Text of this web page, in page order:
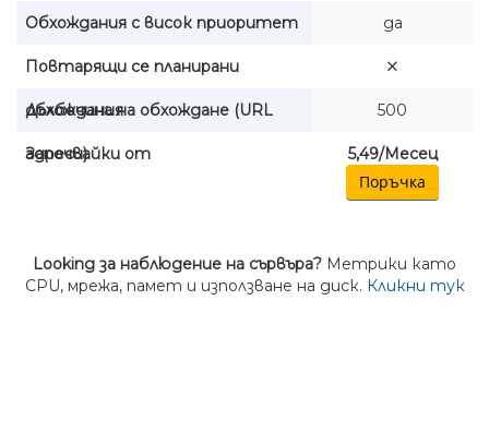
Обхождания с висок приоритет
Повтарящи се планирани
обхождания
Дълбочина на обхождане (URL
адреси)
Започвайки от
да
500
5,49/Месец
Поръчка
Looking за наблюдение на сървъра? Метрики като
CPU, мрежа, памет и използване на диск. Кликни тук